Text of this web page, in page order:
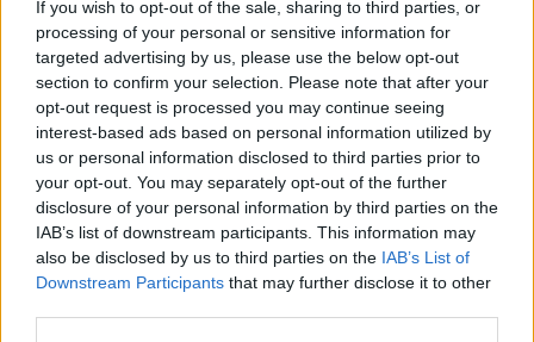
If you wish to opt-out of the sale, sharing to third parties, or
processing of your personal or sensitive information for
targeted advertising by us, please use the below opt-out
section to confirm your selection. Please note that after your
opt-out request is processed you may continue seeing
interest-based ads based on personal information utilized by
us or personal information disclosed to third parties prior to
your opt-out. You may separately opt-out of the further
disclosure of your personal information by third parties on the
IAB’s list of downstream participants. This information may
also be disclosed by us to third parties on the IAB’s List of
Downstream Participants that may further disclose it to other
P5X: Guida all'uso di Sumer Closer (Tropical Motoha
Arai)
23/09/2025